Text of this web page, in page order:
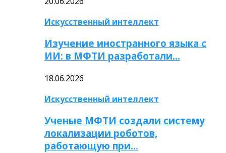
Искусственный интеллект
Изучение иностранного языка с
ИИ: в МФТИ разработали…
18.06.2026
Искусственный интеллект
Ученые МФТИ создали систему
локализации роботов,
работающую при…